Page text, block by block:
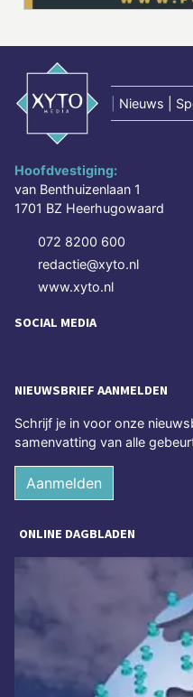
Nieuws |
Hoofdvestiging:
van Benthuizenlaan 1
1701 BZ Heerhugowaard
072 8200 600
redactie@xyto.nl
www.xyto.nl
SOCIAL MEDIA
NIEUWSBRIEF AANMELDEN
Schrijf je in voor onze
samenvatting van alle
Aanmelden
ONLINE DAGBLADEN